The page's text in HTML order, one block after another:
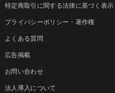
特定商取引に関する法律に基づく表示
プライバシーポリシー・著作権
よくある質問
広告掲載
お問い合わせ
法人導入について